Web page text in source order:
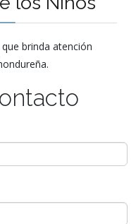
brinda atención